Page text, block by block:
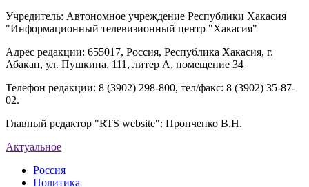
Учредитель: Автономное учреждение Республики Хакасия
"Информационный телевизионный центр "Хакасия"
Адрес редакции: 655017, Россия, Республика Хакасия, г.
Абакан, ул. Пушкина, 111, литер А, помещение 34
Телефон редакции: 8 (3902) 298-800, тел/факс: 8 (3902) 35-87-
02.
Главный редактор "RTS website": Пронченко В.Н.
Актуальное
Россия
Политика